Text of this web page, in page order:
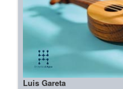
Luis Gareta